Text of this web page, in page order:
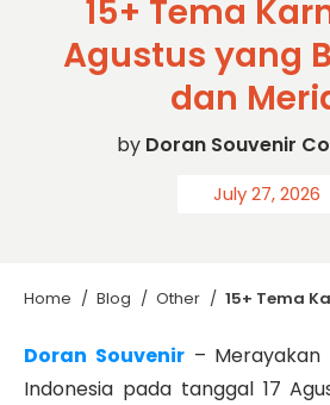
15+ Tema
Agustus yang
dan
by Doran Souvenir
July 27, 2026
Home / Blog / Other /
Doran Souvenir– Merayakan
Indonesia pada tanggal 17